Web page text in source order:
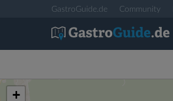
GastroGuide.de Community
+